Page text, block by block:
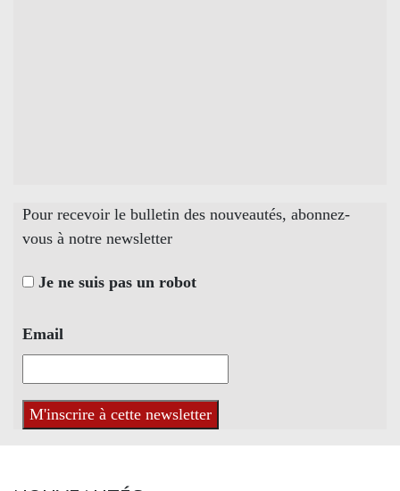
Pour recevoir le bulletin des nouveautés, abonnez-
vous à notre newsletter
Je ne suis pas un robot
Email